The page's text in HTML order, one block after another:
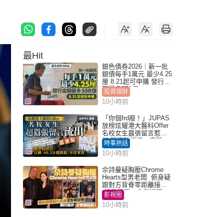
最Hit
銀色債券2026｜新一批
銀債每手1萬元 最少4.25
厘 8.21起可申購 發行金
額最多550億
投資理財
10小時前
「你個frd廢！」JUPAS
放榜炫耀港大醫科Offer
名校女生囂張留言惹眾
怒 醫學院澄清：宣稱
「40.5分獲錄取」不符事
實｜Juicy叮
時事熱話
10小時前
佘詩曼疑胸壓Chrome
Hearts型男老闆 俯身疑
跟對方背脊零距離接觸
網民驚呼：企側邊唔
得？
影視圈
10小時前